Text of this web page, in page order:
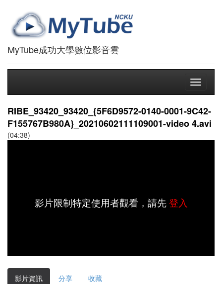
MyTube成功大學數位影音雲
Toggle
RIBE_93420_93420_{5F6D9572-0140-0001-9C42-
F155767B980A}_20210602111109001-video 4.avi
(04:38)
影片限制特定使用者觀看，請先登入
影片資訊 分享 收藏